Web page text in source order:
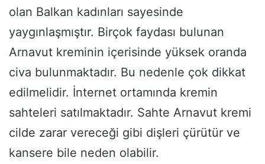
olan Balkan kadınları sayesinde
yaygınlaşmıştır. Birçok faydası bulunan
Arnavut kreminin içerisinde yüksek oranda
civa bulunmaktadır. Bu nedenle çok dikkat
edilmelidir. İnternet ortamında kremin
sahteleri satılmaktadır. Sahte Arnavut kremi
cilde zarar vereceği gibi dişleri çürütür ve
kansere bile neden olabilir.